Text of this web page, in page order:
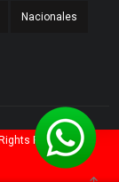
Nacionales
Reserved.